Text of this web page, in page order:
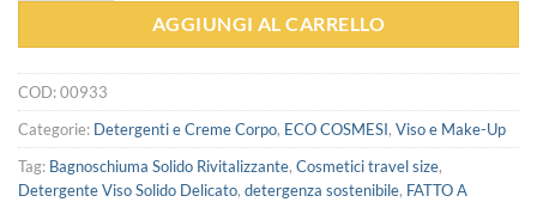
AGGIUNGI AL CARRELLO
COD:00933
Categorie: Detergenti e Creme Corpo, ECO COSMESI, Viso e Make-Up
Tag: Bagnoschiuma Solido Rivitalizzante, Cosmetici travel size,
Detergente Viso Solido Delicato, detergenza sostenibile, FATTO A